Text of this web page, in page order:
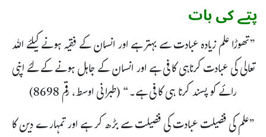
پتے کی بات
”تھوڑا علم زیادہ عبادت سے بہتر ہے اور انسان کے فقیہ ہونے کیلئے اللہ
تعالی کی عبادت کرناہی کافی ہے اور انسان کے جاہل ہونے کے لئے اپنی
رائے کو پسند کرنا ہی کافی ہے۔“ (طبرانی اوسط، رقم 8698)
”علم کی فضیلت عبادت کی فضیلت سے بڑھ کر ہے اور تمہارے دین کا